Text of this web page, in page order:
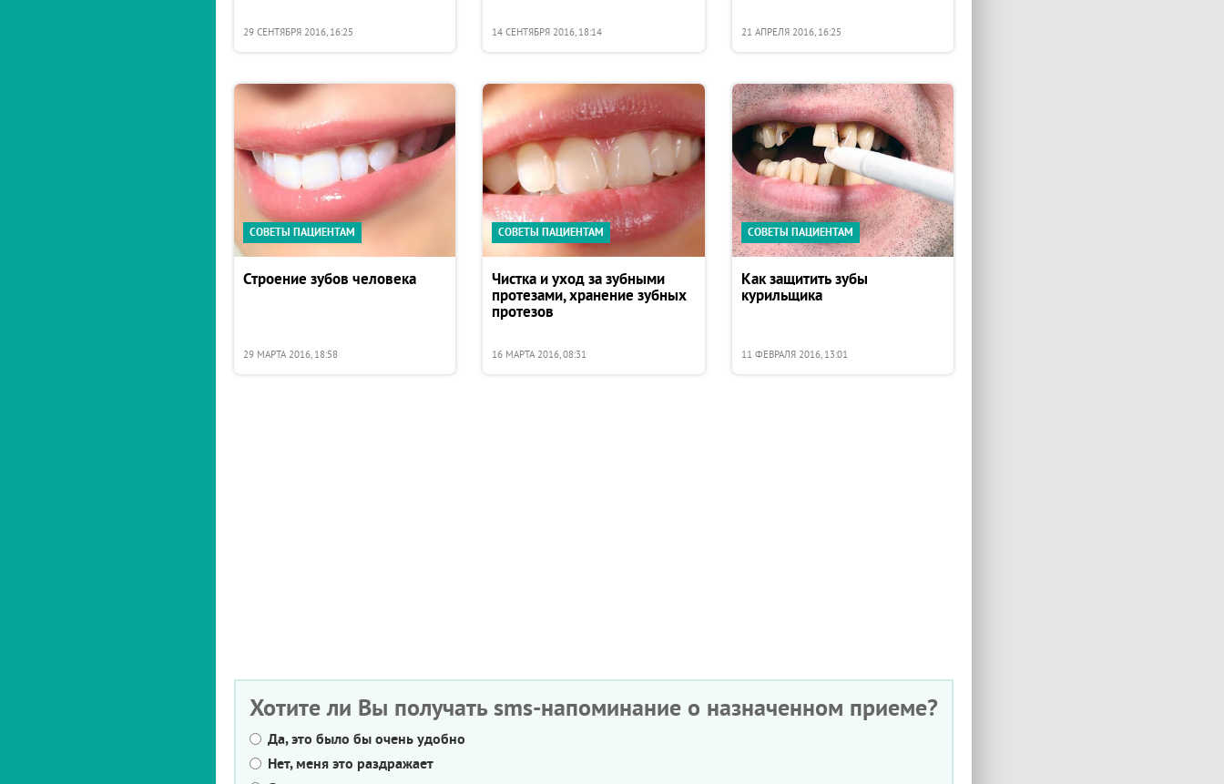
29 СЕНТЯБРЯ 2016, 16:25 14 СЕНТЯБРЯ 2016, 18:14 21 АПРЕЛЯ 2016, 16:25
СОВЕТЫ ПАЦИЕНТАМ
Строение зубов человека
29 МАРТА 2016, 18:58
СОВЕТЫ ПАЦИЕНТАМ
Чистка и уход за зубными
протезами, хранение зубных
протезов
16 МАРТА 2016, 08:31
СОВЕТЫ ПАЦИЕНТАМ
Как защитить зубы
курильщика
11 ФЕВРАЛЯ 2016, 13:01
Хотите ли Вы получать sms-напоминание о назначенном приеме?
Да, это было бы очень удобно
Нет, меня это раздражает